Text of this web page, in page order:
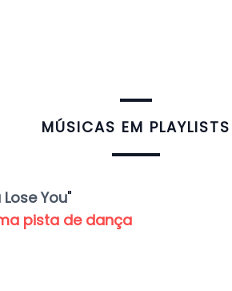
​MÚSICAS EM PLAYLISTS
You"
pista de dança